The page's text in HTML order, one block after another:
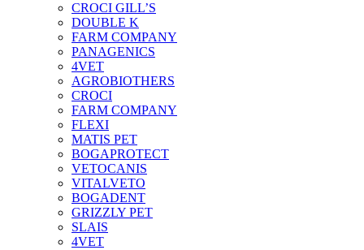
CROCI GILL’S
DOUBLE K
FARM COMPANY
PANAGENICS
4VET
AGROBIOTHERS
CROCI
FARM COMPANY
FLEXI
MATIS PET
BOGAPROTECT
VETOCANIS
VITALVETO
BOGADENT
GRIZZLY PET
SLAIS
4VET